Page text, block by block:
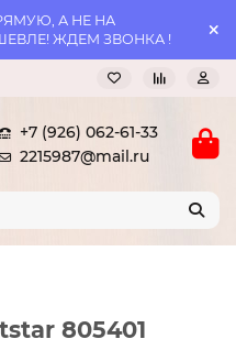
А НЕ НА
ЖДЕМ ЗВОНКА !
+7 (926) 062-61-33
2215987@mail.ru
805401